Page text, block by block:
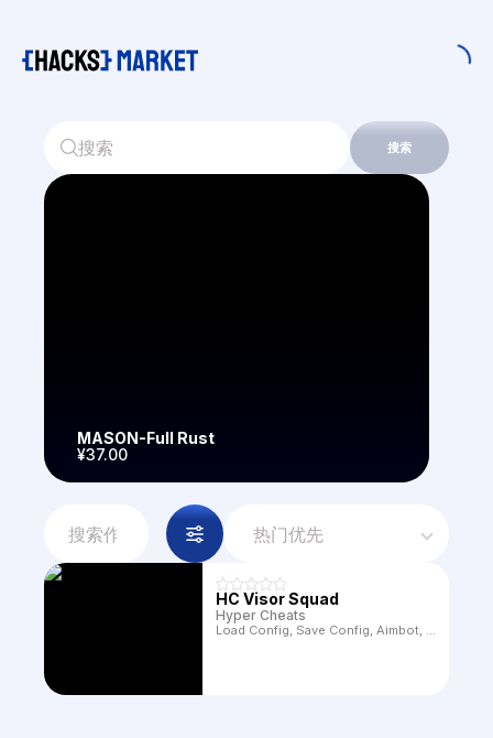
搜索
MASON-Full Rust
¥37.00
热门优先
HC Visor Squad
Hyper Cheats
Load Config, Save Config, Aimbot, Aim Key, Bone, FOV, Ignore Team, Smooth, Box, Snaplines, Distance, Name, Weapon, Skeleton, Crosshair, Containers, Radar, Radar Size, Vehicles, Visible Check, Target Line, Eye Line, Head Point, Health Bar, Filled Text, Filled Box, Team, Bots, Infinity Stamina, Speedhack, ESP Previewer, Size Text, Ignore Bots, Squad Id, Distance Limit